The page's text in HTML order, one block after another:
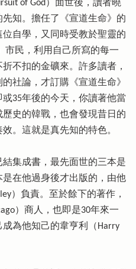
of God）面世後，讀者曉
知。擔任了《宣道生命》的
自學，又同時受教於聖靈的
市民，利用自己所寫的每一
不扣的金礦來。許多讀者，
社論，才訂購《宣道生命》
35年後的今天，你讀著他當
史的韓戰，也會發現昔日的
。這就是真先知的特色。
集成書，最先面世的三本是
在他過身後才出版的，由他
）負責。至於餘下的著作，
）商人，也即是30年來一
為他知己的韋亨利（Harry